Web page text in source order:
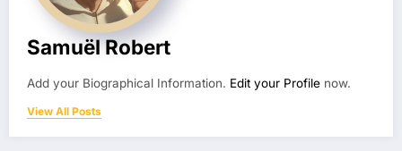
Samuël Robert
Add your Biographical Information. Edit your Profile now.
View All Posts